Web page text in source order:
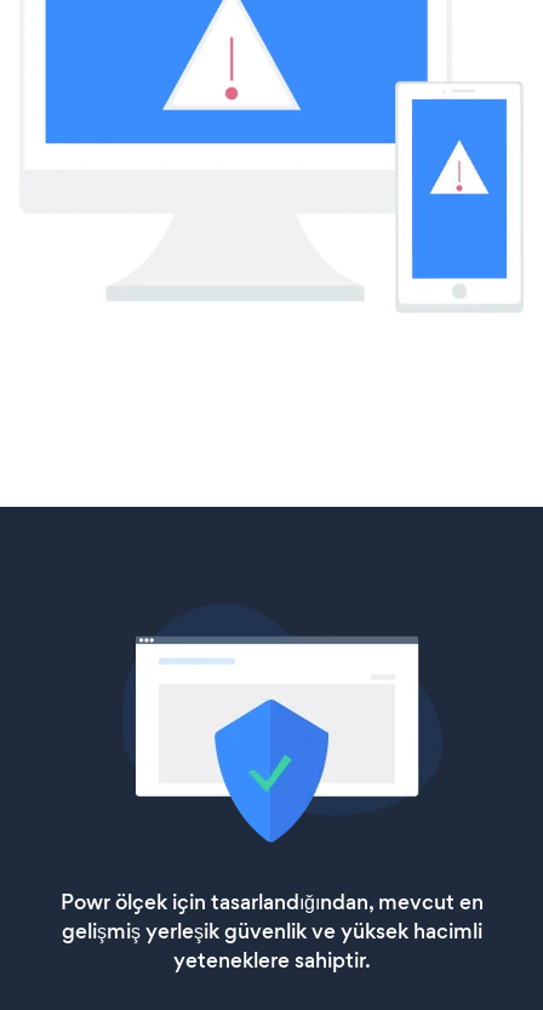
Powr ölçek için tasarlandığından, mevcut en
gelişmiş yerleşik güvenlik ve yüksek hacimli
yeteneklere sahiptir.